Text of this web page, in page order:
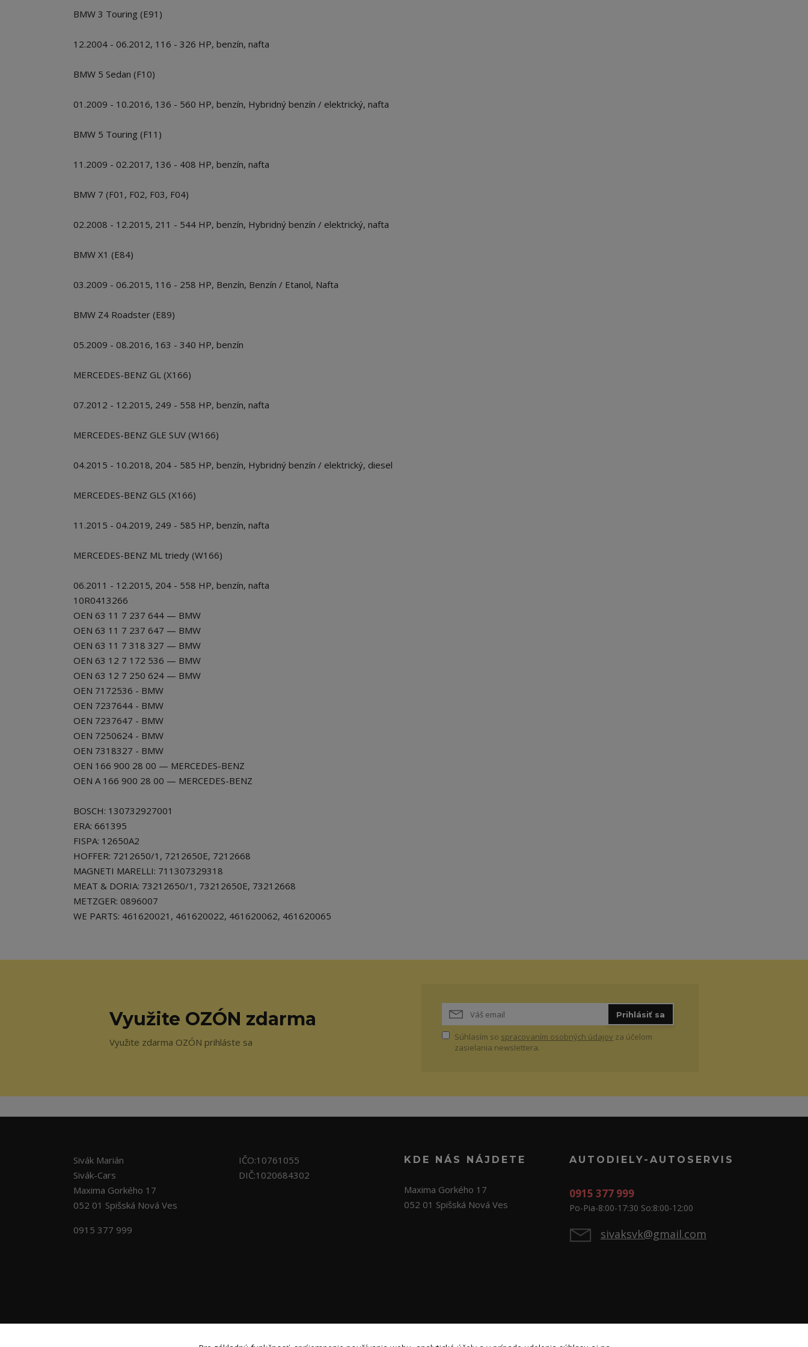
BMW 3 Touring (E91)
12.2004 - 06.2012, 116 - 326 HP, benzín, nafta
BMW 5 Sedan (F10)
01.2009 - 10.2016, 136 - 560 HP, benzín, Hybridný benzín / elektrický, nafta
BMW 5 Touring (F11)
11.2009 - 02.2017, 136 - 408 HP, benzín, nafta
BMW 7 (F01, F02, F03, F04)
02.2008 - 12.2015, 211 - 544 HP, benzín, Hybridný benzín / elektrický, nafta
BMW X1 (E84)
03.2009 - 06.2015, 116 - 258 HP, Benzín, Benzín / Etanol, Nafta
BMW Z4 Roadster (E89)
05.2009 - 08.2016, 163 - 340 HP, benzín
MERCEDES-BENZ GL (X166)
07.2012 - 12.2015, 249 - 558 HP, benzín, nafta
MERCEDES-BENZ GLE SUV (W166)
04.2015 - 10.2018, 204 - 585 HP, benzín, Hybridný benzín / elektrický, diesel
MERCEDES-BENZ GLS (X166)
11.2015 - 04.2019, 249 - 585 HP, benzín, nafta
MERCEDES-BENZ ML triedy (W166)
06.2011 - 12.2015, 204 - 558 HP, benzín, nafta
10R0413266
OEN 63 11 7 237 644 — BMW
OEN 63 11 7 237 647 — BMW
OEN 63 11 7 318 327 — BMW
OEN 63 12 7 172 536 — BMW
OEN 63 12 7 250 624 — BMW
OEN 7172536 - BMW
OEN 7237644 - BMW
OEN 7237647 - BMW
OEN 7250624 - BMW
OEN 7318327 - BMW
OEN 166 900 28 00 — MERCEDES-BENZ
OEN A 166 900 28 00 — MERCEDES-BENZ
BOSCH: 130732927001
ERA: 661395
FISPA: 12650A2
HOFFER: 7212650/1, 7212650E, 7212668
MAGNETI MARELLI: 711307329318
MEAT & DORIA: 73212650/1, 73212650E, 73212668
METZGER: 0896007
WE PARTS: 461620021, 461620022, 461620062, 461620065
Využite OZÓN zdarma
Využite zdarma OZÓN prihláste sa
Prihlásiť sa
Súhlasím so spracovaním osobných údajov za účelom
zasielania newslettera.
Sivák Marián
Sivák-Cars
Maxima Gorkého 17
052 01 Spišská Nová Ves
0915 377 999
IČO:10761055
DIČ:1020684302
KDE NÁS NÁJDETE
Maxima Gorkého 17
052 01 Spišská Nová Ves
AUTODIELY-AUTOSERVIS
0915 377 999
Po-Pia-8:00-17:30 So:8:00-12:00
sivaksvk@gmail.com